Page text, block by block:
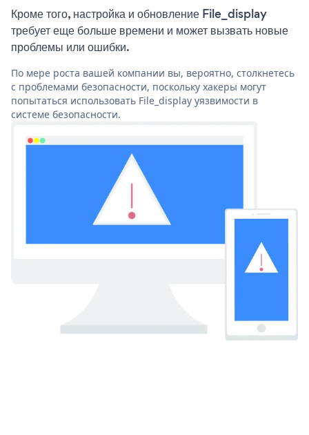
Кроме того, настройка и обновление File_display
требует еще больше времени и может вызвать новые
проблемы или ошибки.
По мере роста вашей компании вы, вероятно, столкнетесь
с проблемами безопасности, поскольку хакеры могут
попытаться использовать File_display уязвимости в
системе безопасности.